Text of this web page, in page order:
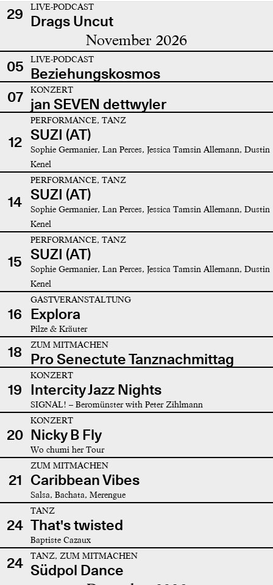
29
LIVE-PODCAST
Drags Uncut
November 2026
05 LIVE-PODCAST
Beziehungskosmos
07
KONZERT
jan SEVEN dettwyler
12
PERFORMANCE, TANZ
SUZI (AT)
Sophie Germanier, Lan Perces, Jessica Tamsin Allemann, Dustin
Kenel
14
PERFORMANCE, TANZ
SUZI (AT)
Sophie Germanier, Lan Perces, Jessica Tamsin Allemann, Dustin
Kenel
15
PERFORMANCE, TANZ
SUZI (AT)
Sophie Germanier, Lan Perces, Jessica Tamsin Allemann, Dustin
Kenel
16
GASTVERANSTALTUNG
Explora
Pilze & Kräuter
18 ZUM MITMACHEN
Pro Senectute Tanznachmittag
19
KONZERT
Intercity Jazz Nights
SIGNAL! – Beromünster with Peter Zihlmann
20
KONZERT
Nicky B Fly
Wo chumi her Tour
21
ZUM MITMACHEN
Caribbean Vibes
Salsa, Bachata, Merengue
24
TANZ
That's twisted
Baptiste Cazaux
24 TANZ, ZUM MITMACHEN
Südpol Dance